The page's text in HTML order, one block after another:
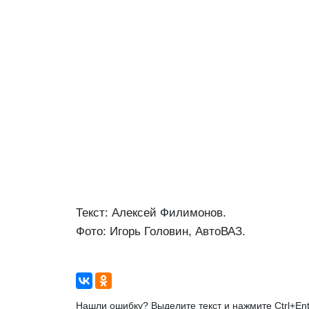
Текст: Алексей Филимонов.
Фото: Игорь Головин, АвтоВАЗ.
Нашли ошибку? Выделите текст и нажмите